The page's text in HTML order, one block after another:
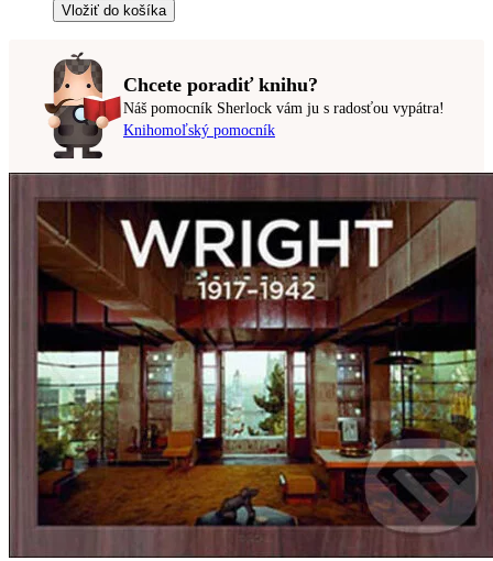
Vložiť do košíka
Chcete poradiť knihu?
Náš pomocník Sherlock vám ju s radosťou vypátra!
Knihomoľský pomocník